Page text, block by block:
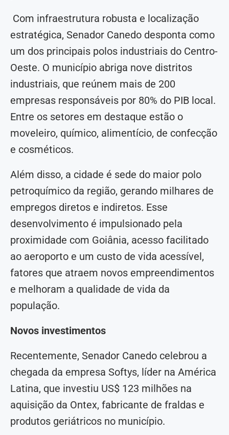
Com infraestrutura robusta e localização
estratégica, Senador Canedo desponta como
um dos principais polos industriais do Centro-
Oeste. O município abriga nove distritos
industriais, que reúnem mais de 200
empresas responsáveis por 80% do PIB local.
Entre os setores em destaque estão o
moveleiro, químico, alimentício, de confecção
e cosméticos.
Além disso, a cidade é sede do maior polo
petroquímico da região, gerando milhares de
empregos diretos e indiretos. Esse
desenvolvimento é impulsionado pela
proximidade com Goiânia, acesso facilitado
ao aeroporto e um custo de vida acessível,
fatores que atraem novos empreendimentos
e melhoram a qualidade de vida da
população.
Novos investimentos
Recentemente, Senador Canedo celebrou a
chegada da empresa Softys, líder na América
Latina, que investiu US$ 123 milhões na
aquisição da Ontex, fabricante de fraldas e
produtos geriátricos no município.